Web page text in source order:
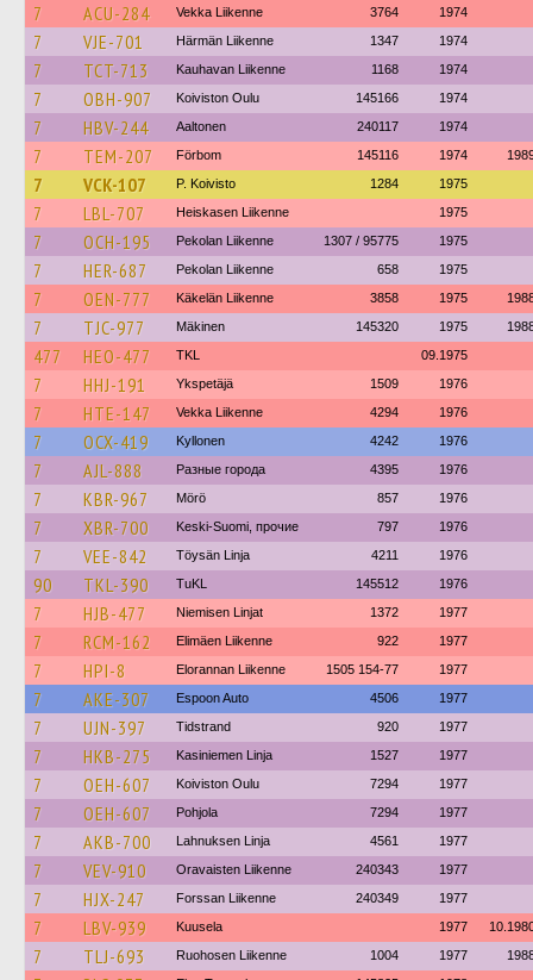
7 ACU-284 Vekka Liikenne 3764 1974
7 VJE-701 Härmän Liikenne 1347 1974
7 TCT-713 Kauhavan Liikenne 1168 1974
7 OBH-907 Koiviston Oulu 145166 1974
7 HBV-244 Aaltonen 240117 1974
7 TEM-207 Förbom 145116 1974
7 VCK-107 P. Koivisto 1284 1975
7 LBL-707 Heiskasen Liikenne 1975
7 OCH-195 Pekolan Liikenne 1307 / 95775 1975
7 HER-687 Pekolan Liikenne 658 1975
7 OEN-777 Käkelän Liikenne 3858 1975
7 TJC-977 Mäkinen 145320 1975
477 HEO-477 TKL 09.1975
7 HHJ-191 Ykspetäjä 1509 1976
7 HTE-147 Vekka Liikenne 4294 1976
7 OCX-419 Kyllonen 4242 1976
7 AJL-888 Разные города 4395 1976
7 KBR-967 Mörö 857 1976
7 XBR-700 Keski-Suomi, прочие 797 1976
7 VEE-842 Töysän Linja 4211 1976
90 TKL-390 TuKL 145512 1976
7 HJB-477 Niemisen Linjat 1372 1977
7 RCM-162 Elimäen Liikenne 922 1977
7 HPI-8 Elorannan Liikenne 1505 154-77 1977
7 AKE-307 Espoon Auto 4506 1977
7 UJN-397 Tidstrand 920 1977
7 HKB-275 Kasiniemen Linja 1527 1977
7 OEH-607 Koiviston Oulu 7294 1977
7 OEH-607 Pohjola 7294 1977
7 AKB-700 Lahnuksen Linja 4561 1977
7 VEV-910 Oravaisten Liikenne 240343 1977
7 HJX-247 Forssan Liikenne 240349 1977
7 LBV-939 Kuusela 1977
7 TLJ-693 Ruohosen Liikenne 1004 1977